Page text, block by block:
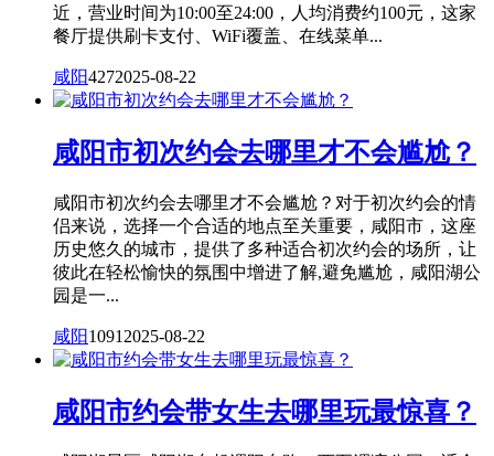
近，营业时间为10:00至24:00，人均消费约100元，这家
餐厅提供刷卡支付、WiFi覆盖、在线菜单...
咸阳4272025-08-22
咸阳市初次约会去哪里才不会尴尬？
咸阳市初次约会去哪里才不会尴尬？对于初次约会的情
侣来说，选择一个合适的地点至关重要，咸阳市，这座
历史悠久的城市，提供了多种适合初次约会的场所，让
彼此在轻松愉快的氛围中增进了解,避免尴尬，咸阳湖公
园是一...
咸阳1091 2025-08-22
咸阳市约会带女生去哪里玩最惊喜？